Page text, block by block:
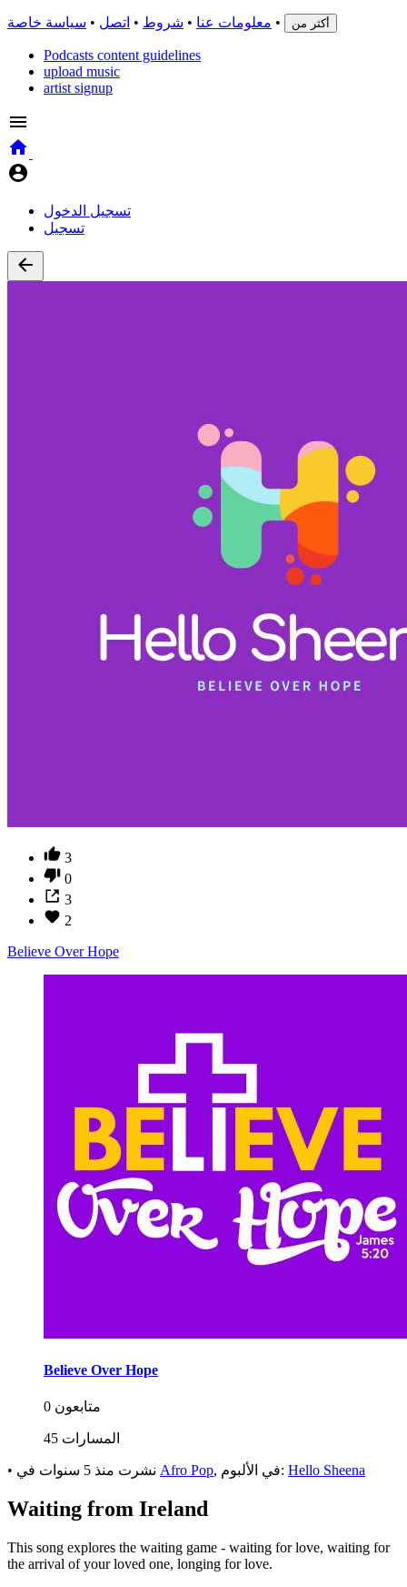
معلومات عنا • شروط • اتصل • سياسة خاصة • أكثر من
Podcasts content guidelines
upload music
artist signup
تسجيل الدخول
تسجيل
3
0
3
2
Believe Over Hope
Believe Over Hope
0 متابعون
45 المسارات
• نشرت منذ 5 سنوات Afro Pop , في الألبوم: Hello Sheena
Waiting from Ireland
This song explores the waiting game - waiting for love, waiting for
the arrival of your loved one, longing for love.